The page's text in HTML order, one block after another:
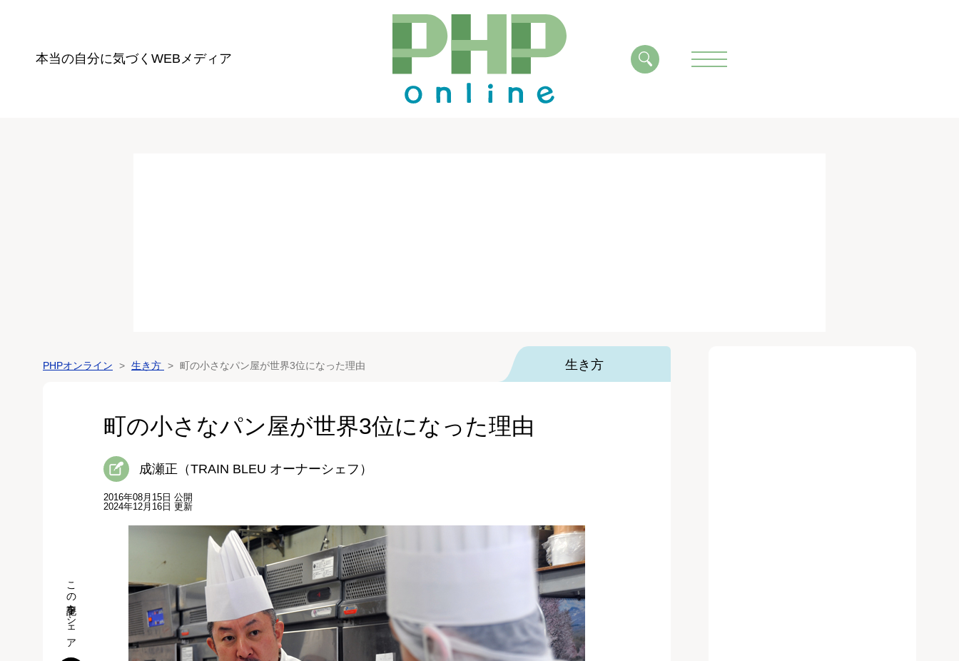
本当の自分に気づく WEBメディア
PHPオンライン 生き方 町の小さなパン屋が世界3位になった理由 生き方
町の小さなパン屋が世界3位になった理由
成瀬正（TRAIN BLEU オーナーシェフ）
2016年08月15日 公開
2024年12月16日 更新
この記事をシェア